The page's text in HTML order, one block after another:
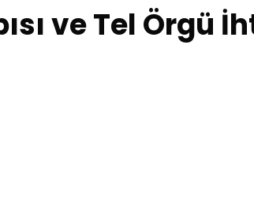
ve Tel Örgü